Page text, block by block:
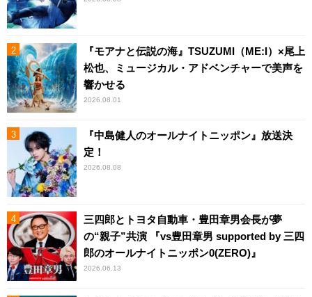
『モアナと伝説の海』TSUZUMI（ME:I）×尾上
松也、ミュージカル・アドベンチャーで美声を
響かせる
2026.08.01
『中島健人のオールナイトニッポン』放送決
定！
2026.08.08
三四郎とトヨタ自動車・豊田章男会長が夢
の“親子”共演 『vs豊田章男 supported by 三四
郎のオールナイトニッポン0(ZERO)』
2026.06.13